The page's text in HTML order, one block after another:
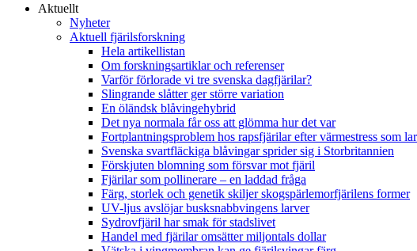
Aktuellt
Nyheter
Aktuell fjärilsforskning
Hela artikellistan
Om forskningsartiklar och referenser
Varför förlorade vi tre svenska dagfjärilar?
Slingrande slåtter ger större variation
En öländsk blåvingehybrid
Det nya normala får oss att glömma hur det var
Fortplantningsproblem hos rapsfjärilar efter värmestress som
Svenska svartfläckiga blåvingar sprider sig i Storbritannien
Förskjuten blomning som försvar mot fjäril
Fjärilar som pollinerare – en laddad fråga
Färg, storlek och genetik skiljer skogspärlemorfjärilens former
UV-ljus avslöjar busksnabbvingens larver
Sydrovfjäril har smak för stadslivet
Handel med fjärilar omsätter miljontals dollar